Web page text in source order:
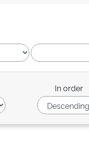
In order